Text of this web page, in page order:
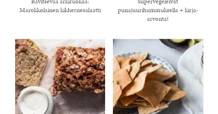
Marokkolainen kikhernesalaatti
punajuurihummuksella + kirja-
arvonta!